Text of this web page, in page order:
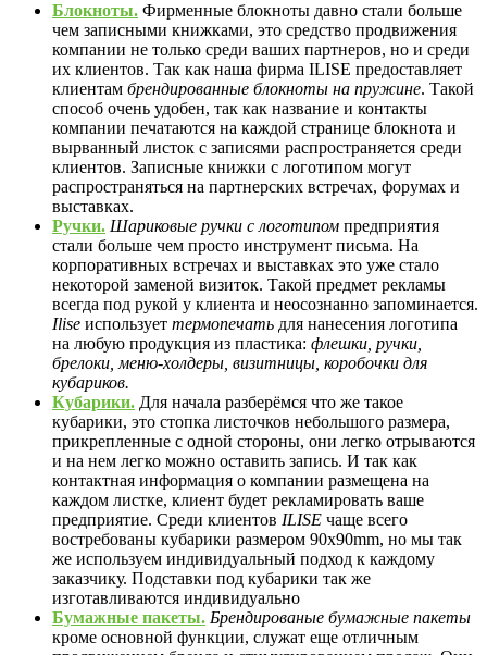
Блокноты. Фирменные блокноты давно стали больше
чем записными книжками, это средство продвижения
компании не только среди ваших партнеров, но и среди
их клиентов. Так как наша фирма ILISE предоставляет
клиентам брендированные блокноты на пружине. Такой
способ очень удобен, так как название и контакты
компании печатаются на каждой странице блокнота и
вырванный листок с записями распространяется среди
клиентов. Записные книжки с логотипом могут
распространяться на партнерских встречах, форумах и
выставках.
Ручки. Шариковые ручки с логотипом предприятия
стали больше чем просто инструмент письма. На
корпоративных встречах и выставках это уже стало
некоторой заменой визиток. Такой предмет рекламы
всегда под рукой у клиента и неосознанно запоминается.
Ilise использует термопечать для нанесения логотипа
на любую продукция из пластика: флешки, ручки,
брелоки, меню-холдеры, визитницы, коробочки для
кубариков.
Кубарики. Для начала разберёмся что же такое
кубарики, это стопка листочков небольшого размера,
прикрепленные с одной стороны, они легко отрываются
и на нем легко можно оставить запись. И так как
контактная информация о компании размещена на
каждом листке, клиент будет рекламировать ваше
предприятие. Среди клиентов ILISE чаще всего
востребованы кубарики размером 90x90mm, но мы так
же используем индивидуальный подход к каждому
заказчику. Подставки под кубарики так же
изготавливаются индивидуально
Бумажные пакеты. Брендированые бумажные пакеты
кроме основной функции, служат еще отличным